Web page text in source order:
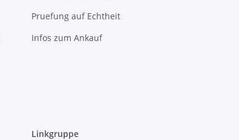
Pruefung auf Echtheit
Infos zum Ankauf
Linkgruppe